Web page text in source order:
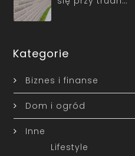
Kategorie
Biznes i finanse
Dom i ogród
Inne
Lifestyle